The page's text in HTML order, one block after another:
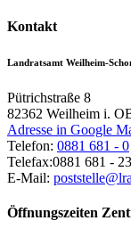
Kontakt
Landratsamt Weilheim-
Pütrichstraße 8
82362 Weilheim i.
Adresse in Google
Telefon: 0881 681 - 0
Telefax:0881 681 -
E-Mail:
Öffnungszeiten